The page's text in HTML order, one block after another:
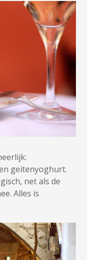
geitenyoghurt.
net als de
Alles is